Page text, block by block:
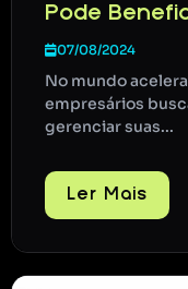
Pode
07/08/2024
No mundo
empresários
gerenciar suas...
Ler Mais